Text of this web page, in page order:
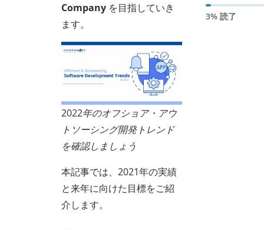
Company を目指していき
ます。
2022年のオフショア・アウ
トソーシング開発トレンド
を確認しましょう
本記事では、2021年の実績
と来年に向けた目標をご紹
介します。
3% 読了